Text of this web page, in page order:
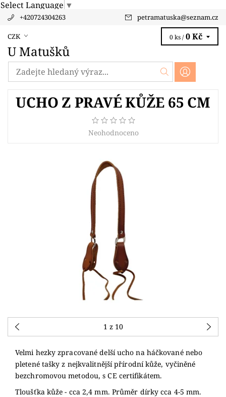
Select Language ▼
+420724304263 petramatuska@seznam.cz
CZK
U Matušků
0 ks / 0 Kč
UCHO Z PRAVÉ KŮŽE 65 CM
Neohodnoceno
1 z 10
Velmi hezky zpracované delší ucho na háčkované nebo
pletené tašky z nejkvalitnější přírodní kůže, vyčiněné
bezchromovou metodou, s CE certifikátem.
Tloušťka kůže - cca 2,4 mm. Průměr dírky cca 4-5 mm.